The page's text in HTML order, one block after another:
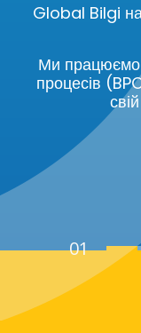
Global Bilgi
Ми працюємо
процесів